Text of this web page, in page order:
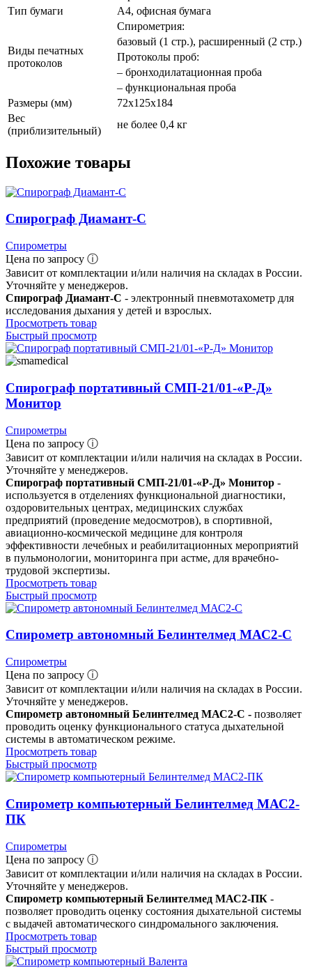
Тип бумаги
A4, офисная бумага
Виды печатных
протоколов
Спирометрия:
базовый (1 стр.), расширенный (2 стр.)
Протоколы проб:
– бронходилатационная проба
– функциональная проба
Размеры (мм)
72х125х184
Вес
(приблизительный)
не более 0,4 кг
Похожие товары
Спирограф Диамант-С
Спирометры
Цена по запросу ⓘ
Зависит от комплектации и/или наличия на складах в России.
Уточняйте у менеджеров.
Спирограф Диамант-С - электронный пневмотахометр для
исследования дыхания у детей и взрослых.
Просмотреть товар
Быстрый просмотр
Спирограф портативный СМП-21/01-«Р-Д»
Монитор
Спирометры
Цена по запросу ⓘ
Зависит от комплектации и/или наличия на складах в России.
Уточняйте у менеджеров.
Спирограф портативный СМП-21/01-«Р-Д» Монитор -
используется в отделениях функциональной диагностики,
оздоровительных центрах, медицинских службах
предприятий (проведение медосмотров), в спортивной,
авиационно-космической медицине для контроля
эффективности лечебных и реабилитационных мероприятий
в пульмонологии, мониторинга при астме, для врачебно-
трудовой экспертизы.
Просмотреть товар
Быстрый просмотр
Спирометр автономный Белинтелмед МАС2-С
Спирометры
Цена по запросу ⓘ
Зависит от комплектации и/или наличия на складах в России.
Уточняйте у менеджеров.
Спирометр автономный Белинтелмед МАС2-С - позволяет
проводить оценку функционального статуса дыхательной
системы в автоматическом режиме.
Просмотреть товар
Быстрый просмотр
Спирометр компьютерный Белинтелмед МАС2-
ПК
Спирометры
Цена по запросу ⓘ
Зависит от комплектации и/или наличия на складах в России.
Уточняйте у менеджеров.
Спирометр компьютерный Белинтелмед МАС2-ПК -
позволяет проводить оценку состояния дыхательной системы
с выдачей автоматического синдромального заключения.
Просмотреть товар
Быстрый просмотр